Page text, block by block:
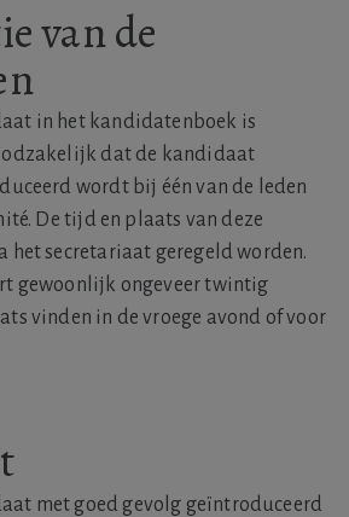
van de
in het kandidatenboek is
dat de kandidaat
wordt bij één van de leden
De tijd en plaats van deze
het secretariaat geregeld worden.
gewoonlijk ongeveer twintig
vinden in de vroege avond of voor
met goed gevolg geïntroduceerd